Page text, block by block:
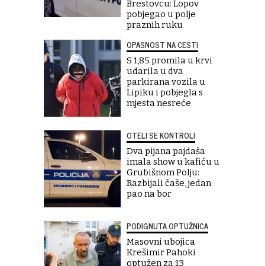
Brestovcu: Lopov
pobjegao u polje
praznih ruku
OPASNOST NA CESTI
S 1,85 promila u krvi
udarila u dva
parkirana vozila u
Lipiku i pobjegla s
mjesta nesreće
OTELI SE KONTROLI
Dva pijana pajdaša
imala show u kafiću u
Grubišnom Polju:
Razbijali čaše, jedan
pao na bor
PODIGNUTA OPTUŽNICA
Masovni ubojica
Krešimir Pahoki
optužen za 13